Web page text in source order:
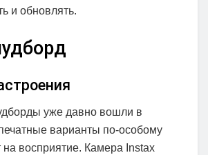
и обновлять.
уже давно вошли в
варианты по-особому
на восприятие. Камера Instax